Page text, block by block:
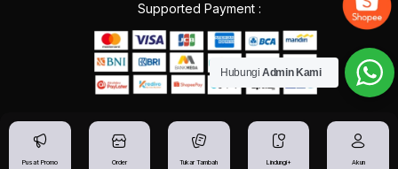
Supported Payment :
Pusat Promo Order Tukar Tambah Lindungi+ Akun
Hubungi Admin Kami